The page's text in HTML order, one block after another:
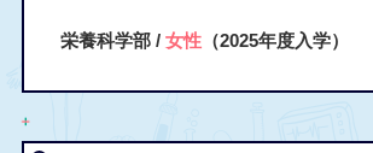
栄養科学部 / 女性（2025年度入学）